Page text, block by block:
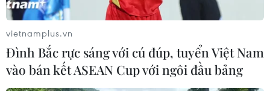
vietnamplus.vn
Đình Bắc rực sáng với cú đúp, tuyển Việt Nam
vào bán kết ASEAN Cup với ngôi đầu bảng